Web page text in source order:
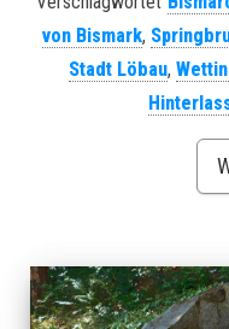
von Bismark,
Stadt Löbau,